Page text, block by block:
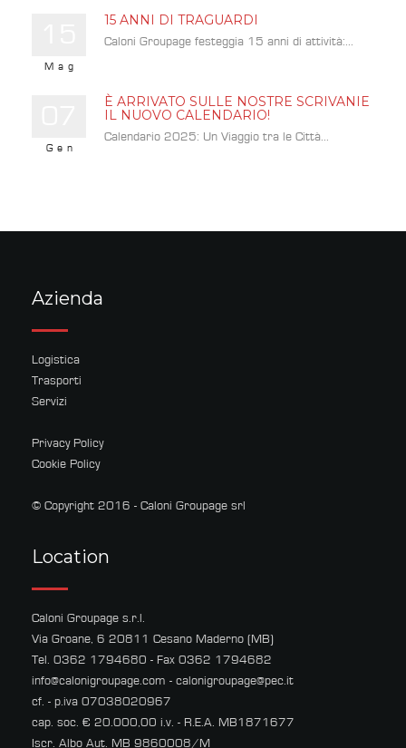
Mag
15 ANNI DI TRAGUARDI
Caloni Groupage festeggia 15 anni di attività:...
Gen
È ARRIVATO SULLE NOSTRE SCRIVANIE
IL NUOVO CALENDARIO!
Calendario 2025: Un Viaggio tra le Città...
Azienda
Logistica
Trasporti
Servizi
Privacy Policy
Cookie Policy
© Copyright 2016 - Caloni Groupage srl
Location
Caloni Groupage s.r.l.
Via Groane, 6 20811 Cesano Maderno (MB)
Tel. 0362 1794680 - Fax 0362 1794682
info@calonigroupage.com - calonigroupage@pec.it
cf. - p.iva 07038020967
cap. soc. € 20.000,00 i.v. - R.E.A. MB1871677
Iscr. Albo Aut. MB 9860008/M